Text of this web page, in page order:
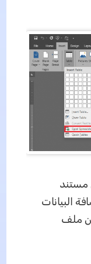
مستند
البيانات
ملف